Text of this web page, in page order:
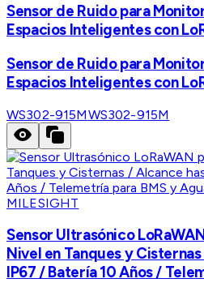
Sensor de Ruido para
Espacios Inteligentes con
Sensor de Ruido para
Espacios Inteligentes con
WS302-915MWS302-915M
MILESIGHT
Sensor Ultrasónico
Nivel en Tanques y
IP67 / Batería 10 Años /